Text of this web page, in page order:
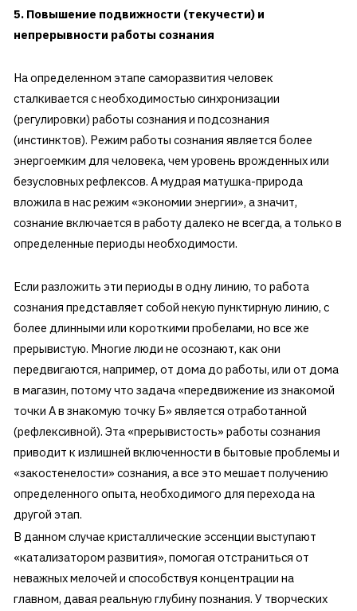
5. Повышение подвижности (текучести) и
непрерывности работы сознания
На определенном этапе саморазвития человек
сталкивается с необходимостью синхронизации
(регулировки) работы сознания и подсознания
(инстинктов). Режим работы сознания является более
энергоемким для человека, чем уровень врожденных или
безусловных рефлексов. А мудрая матушка-природа
вложила в нас режим «экономии энергии», а значит,
сознание включается в работу далеко не всегда, а только в
определенные периоды необходимости.
Если разложить эти периоды в одну линию, то работа
сознания представляет собой некую пунктирную линию, с
более длинными или короткими пробелами, но все же
прерывистую. Многие люди не осознают, как они
передвигаются, например, от дома до работы, или от дома
в магазин, потому что задача «передвижение из знакомой
точки А в знакомую точку Б» является отработанной
(рефлексивной). Эта «прерывистость» работы сознания
приводит к излишней включенности в бытовые проблемы и
«закостенелости» сознания, а все это мешает получению
определенного опыта, необходимого для перехода на
другой этап.
В данном случае кристаллические эссенции выступают
«катализатором развития», помогая отстраниться от
неважных мелочей и способствуя концентрации на
главном, давая реальную глубину познания. У творческих